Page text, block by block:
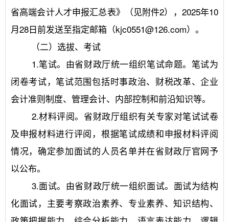
省高端会计人才申报汇总表》（见附件2），2025年10
月28日前发送至指定邮箱（kjc0551@126.com）。
	（二）选拔、考试
闭卷考试，笔试范围包括时事政治、财税改革、企业
会计准则制度、管理会计、内部控制和前沿知识等。
及申报材料进行评阅，根据笔试成绩和申报材料评阅
情况，确定参加面试的人员名单并在省财政厅官网予
以公布。
化面试，主要考察政治素养、专业素养、知识结构、